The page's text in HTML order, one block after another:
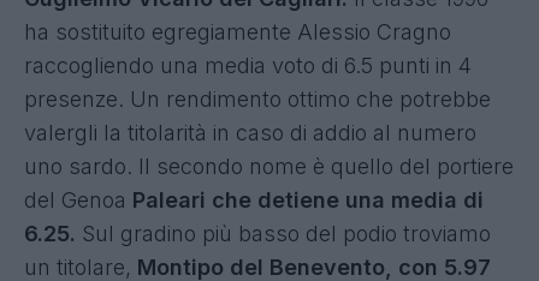
ha sostituito egregiamente Alessio Cragno
raccogliendo una media voto di 6.5 punti in 4
presenze. Un rendimento ottimo che potrebbe
valergli la titolarità in caso di addio al numero
uno sardo. Il secondo nome è quello del portiere
del Genoa Paleari che detiene una media di
6.25. Sul gradino più basso del podio troviamo
un titolare, Montipo del Benevento, con 5.97